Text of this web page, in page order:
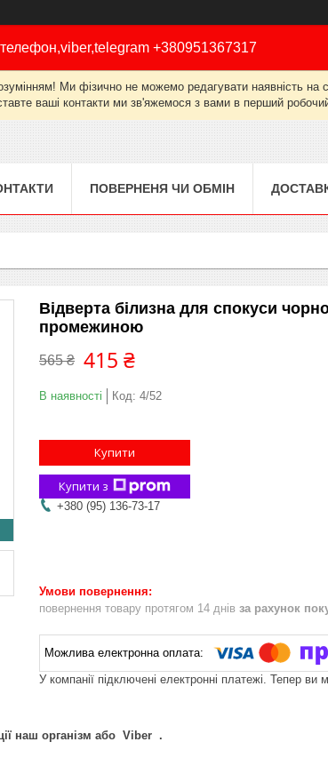
+380951367317
Ми фізично не можемо редагувати наявність
ваші контакти ми зв'яжемося з вами в перший
ПОВЕРНЕНЯ ЧИ ОБМІН
Відверта білизна для спокуси
промежиною
565 ₴ 415 ₴
В наявності Код: 4/52
Купити
Купити з
+380 (95) 136-73-17
повернення товару протягом 14 днів за рахунок
У компанії підключені електронні платежі. Тепер
наш організм або Viber .